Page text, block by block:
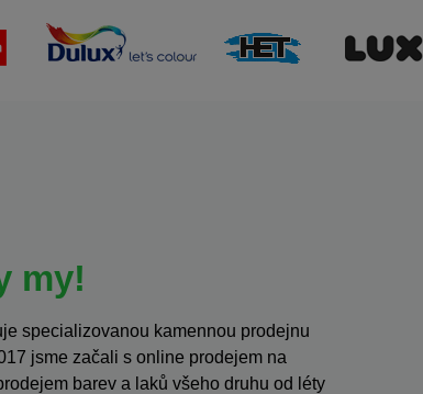
my!
specializovanou kamennou prodejnu
jsme začali s online prodejem na
barev a laků všeho druhu od léty